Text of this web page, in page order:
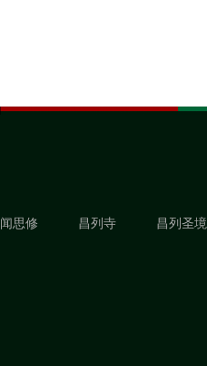
闻思修 昌列寺 昌列圣境